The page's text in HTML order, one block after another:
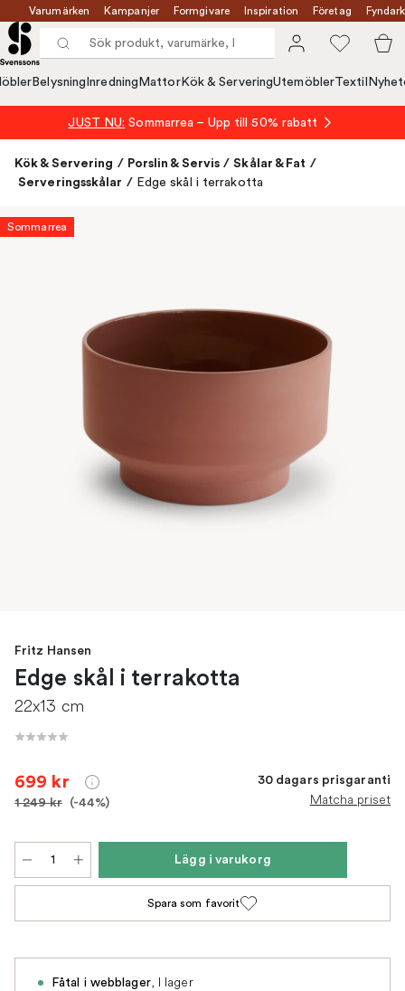
Varumärken Kampanjer Formgivare Inspiration Företag
Belysning Inredning MattorKök & ServeringUtemöblerTextil
JUST NU: Sommarrea – Upp till 50% rabatt
Kök & Servering / Porslin & Servis / Skålar & Fat /
Serveringsskålar / Edge skål i terrakotta
Sommarrea
Fritz Hansen
Edge skål i terrakotta
22x13 cm
699 kr
1 249 kr (-44%)
30 dagars prisgaranti
Matcha priset
Lägg i varukorg
Spara som favorit
Fåtal i webblager, I lager